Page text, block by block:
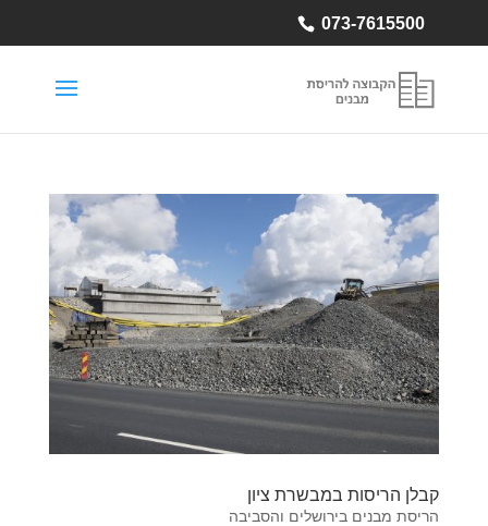
073-7615500
קבלן הריסות במבשרת ציון
הריסת מבנים בירושלים והסביבה